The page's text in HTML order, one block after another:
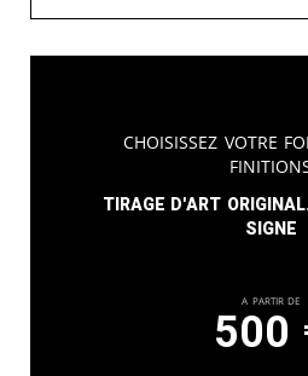
Choisissez votre
Tirage d'art
signe
A partir de
500